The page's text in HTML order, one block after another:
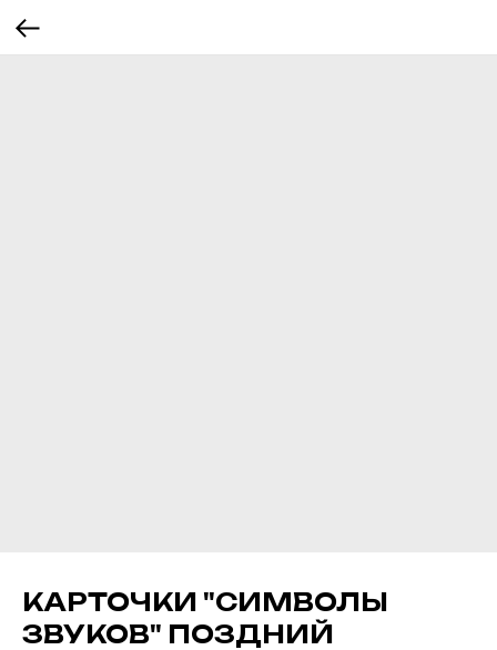
КАРТОЧКИ "СИМВОЛЫ
ЗВУКОВ" ПОЗДНИЙ